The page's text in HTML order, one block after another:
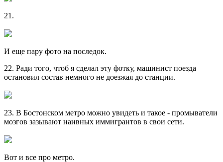
21.
И еще пару фото на последок.
22. Ради того, чтоб я сделал эту фотку, машинист поезда
остановил состав немного не доезжая до станции.
23. В Бостонском метро можно увидеть и такое - промыватели
мозгов зазывают наивных иммигрантов в свои сети.
Вот и все про метро.